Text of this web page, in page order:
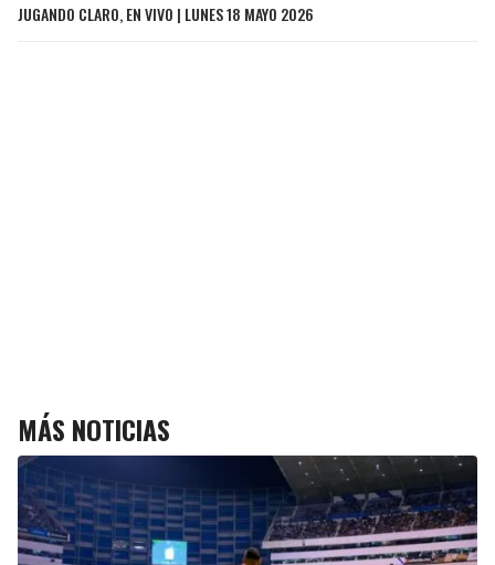
JUGANDO CLARO, EN VIVO | LUNES 18 MAYO 2026
MÁS NOTICIAS